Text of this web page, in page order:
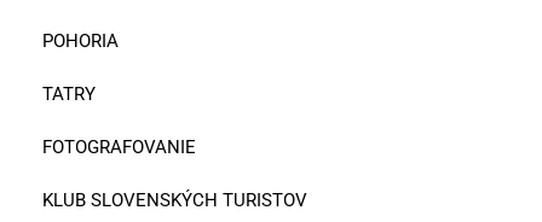
POHORIA
TATRY
FOTOGRAFOVANIE
KLUB SLOVENSKÝCH TURISTOV